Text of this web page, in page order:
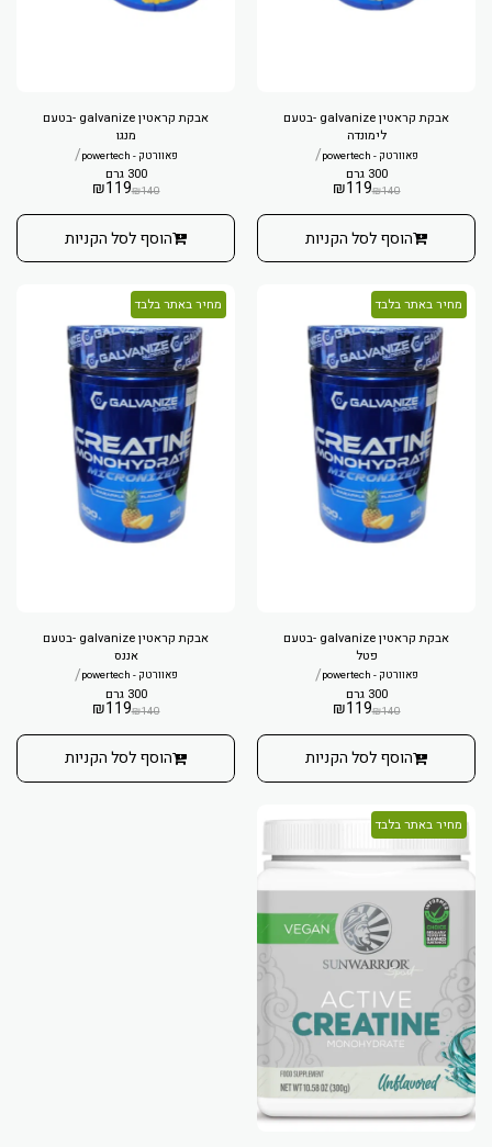
אבקת קראטין galvanize -בטעם
לימונדה
פאוורטק - powertech /
300 גרם
₪140
₪119
הוסף לסל הקניות
אבקת קראטין galvanize -בטעם
מנגו
פאוורטק - powertech /
300 גרם
₪140
₪119
הוסף לסל הקניות
מחיר באתר בלבד
אבקת קראטין galvanize -בטעם
פטל
פאוורטק - powertech /
300 גרם
₪140
₪119
הוסף לסל הקניות
מחיר באתר בלבד
אבקת קראטין galvanize -בטעם
אננס
פאוורטק - powertech /
300 גרם
₪140
₪119
הוסף לסל הקניות
מחיר באתר בלבד